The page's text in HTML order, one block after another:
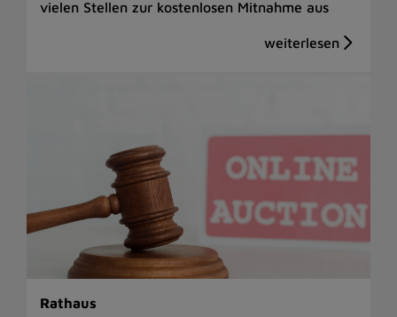
vielen Stellen zur kostenlosen Mitnahme aus
Rathaus